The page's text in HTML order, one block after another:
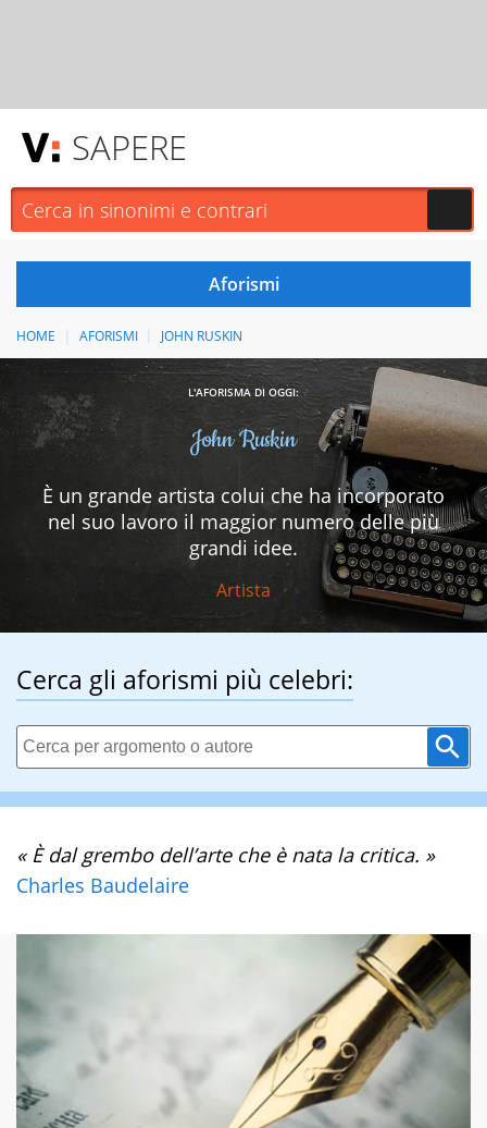
SAPERE
HOME AFORISMI JOHN RUSKIN
L'AFORISMA DI OGGI:
John Ruskin
È un grande artista colui che ha incorporato
nel suo lavoro il maggior numero delle più
grandi idee.
Artista
Cerca gli aforismi più celebri:
« È dal grembo dell’arte che è nata la critica. »
Charles Baudelaire